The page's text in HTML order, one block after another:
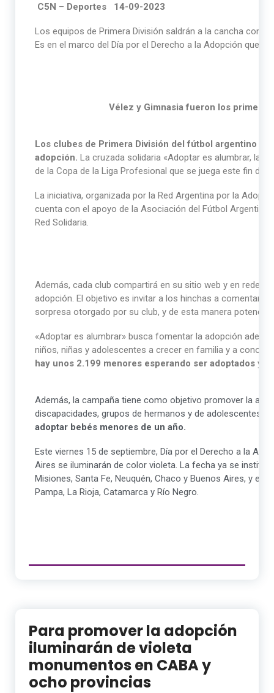
C5N – Deportes 14-09-2023
Los equipos de Primera División saldrán a la cancha con
Es en el marco del Día por el Derecho a la Adopción que
Vélez y Gimnasia fueron los
Los clubes de Primera División del fútbol argentino
adopción. La cruzada solidaria «Adoptar es alumbrar, la
de la Copa de la Liga Profesional que se juega este fin de
La iniciativa, organizada por la Red Argentina por la
cuenta con el apoyo de la Asociación del Fútbol Argentino
Red Solidaria.
Además, cada club compartirá en su sitio web y en redes
adopción. El objetivo es invitar a los hinchas a comentar
sorpresa otorgado por su club, y de esta manera
«Adoptar es alumbrar» busca fomentar la adopción
niños, niñas y adolescentes a crecer en familia y a
hay unos 2.199 menores esperando ser adoptados y
Además, la campaña tiene como objetivo promover la
discapacidades, grupos de hermanos y de adolescentes,
adoptar bebés menores de un año.
Este viernes 15 de septiembre, Día por el Derecho a la
Aires se iluminarán de color violeta. La fecha ya se
Misiones, Santa Fe, Neuquén, Chaco y Buenos Aires, y
Pampa, La Rioja, Catamarca y Río Negro.
Para promover la adopción
iluminarán de violeta
monumentos en CABA y
ocho provincias